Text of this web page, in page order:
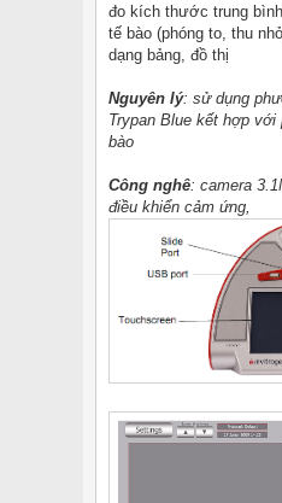
đo kích thước trung
tế bào (phóng to, thu
dạng bảng, đồ thị
Nguyên lý: sử dụng
Trypan Blue kết hợp
bào
Công nghê: camera
điều khiển cảm ứng,